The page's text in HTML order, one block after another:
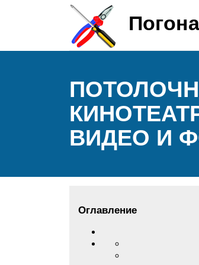
ВИДЕО И
Оглавление